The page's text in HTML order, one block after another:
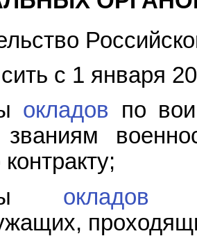
с 1 января
окладов по
званиям
окладов